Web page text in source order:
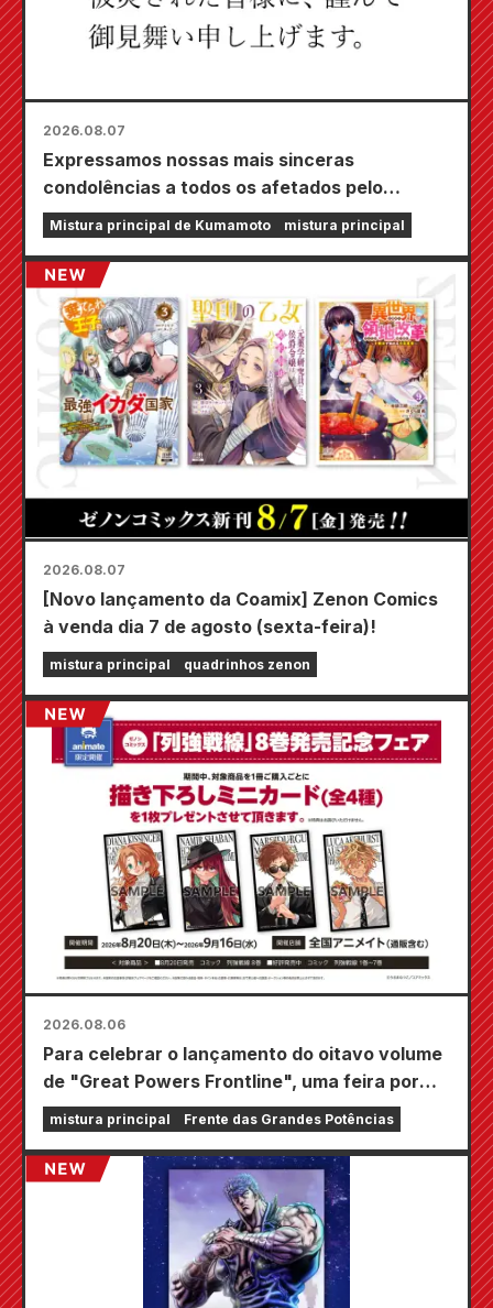
2026.08.07
Expressamos nossas mais sinceras
condolências a todos os afetados pelo
terremoto de Kumamoto de 2026.
Mistura principal de Kumamoto mistura principal
2026.08.07
[Novo lançamento da Coamix] Zenon Comics
à venda dia 7 de agosto (sexta-feira)!
mistura principal quadrinhos zenon
2026.08.06
Para celebrar o lançamento do oitavo volume
de "Great Powers Frontline", uma feira por
tempo limitado será realizada nas lojas
Animate em todo o país a partir de 20 de
agosto, onde você poderá adquirir um mini
cartão especialmente desenhado (4 tipos no
mistura principal Frente das Grandes Potências